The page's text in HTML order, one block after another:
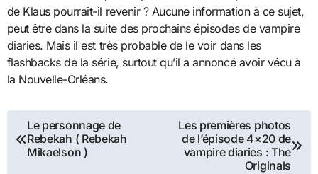
de Klaus pourrait-il revenir ? Aucune information à ce sujet,
peut être dans la suite des prochains épisodes de vampire
diaries. Mais il est très probable de le voir dans les
flashbacks de la série, surtout qu’il a annoncé avoir vécu à
la Nouvelle-Orléans.
Navigation
de
Le personnage de
Rebekah ( Rebekah
Mikaelson )
Les premières photos
de l’épisode 4×20 de
vampire diaries : The
Originals